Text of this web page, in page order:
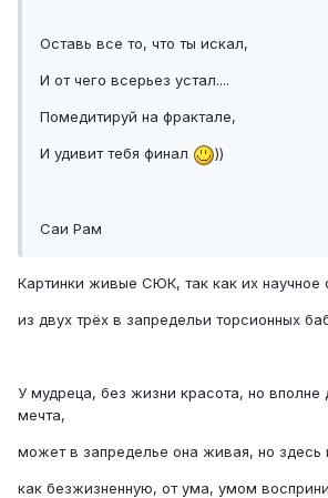
Оставь все то, что ты искал,
И от чего всерьез устал....
Помедитируй на фрактале,
И удивит тебя финал ))
Саи Рам
Картинки живые СЮК, так как их научное
из двух трёх в запредельи торсионных
У мудреца, без жизни красота, но вполне
мечта,
может в запределье она живая, но здесь
как безжизненную, от ума, умом